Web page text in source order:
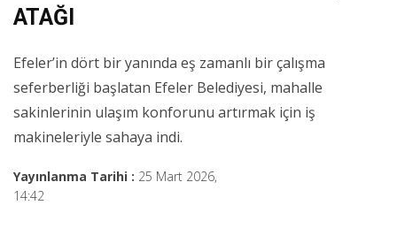
ATAĞI
Efeler’in dört bir yanında eş zamanlı bir çalışma
seferberliği başlatan Efeler Belediyesi, mahalle
sakinlerinin ulaşım konforunu artırmak için iş
makineleriyle sahaya indi.
Yayınlanma Tarihi : 25 Mart 2026,
14:42